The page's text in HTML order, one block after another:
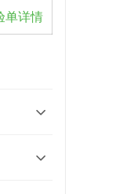
单详情